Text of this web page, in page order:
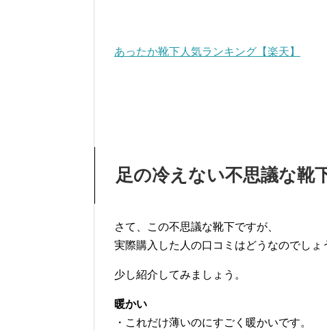
あったか靴下人気ランキング【楽天】
足の冷えない不思議な靴
さて、この不思議な靴下ですが、
実際購入した人の口コミはどうなのでしょ
少し紹介してみましょう。
暖かい
・これだけ薄いのにすごく暖かいです。